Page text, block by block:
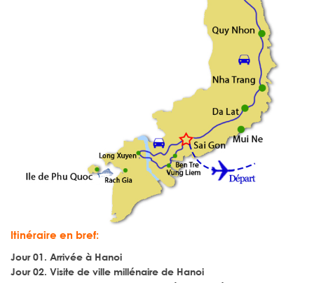
Itinéraire en bref:
Jour 01. Arrivée à Hanoi
Jour 02. Visite de ville millénaire de Hanoi